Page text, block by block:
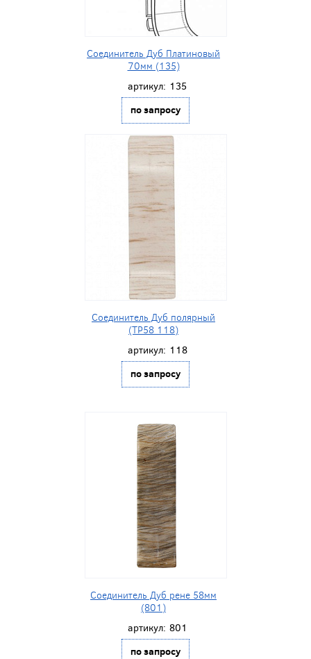
Соединитель Дуб Платиновый
70мм (135)
артикул: 135
по запросу
Соединитель Дуб полярный
(ТР58 118)
артикул: 118
по запросу
Соединитель Дуб рене 58мм
(801)
артикул: 801
по запросу